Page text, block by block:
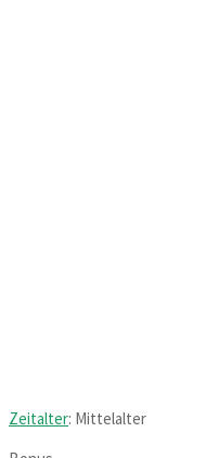
Zeitalter: Mittelalter